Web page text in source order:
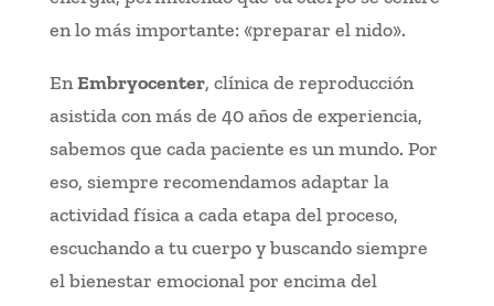
en lo más importante: «preparar el nido».
EnEmbryocenter, clínica de reproducción
asistida con más de 40 años de experiencia,
sabemos que cada paciente es un mundo. Por
eso, siempre recomendamos adaptar la
actividad física a cada etapa del proceso,
escuchando a tu cuerpo y buscando siempre
el bienestar emocional por encima del